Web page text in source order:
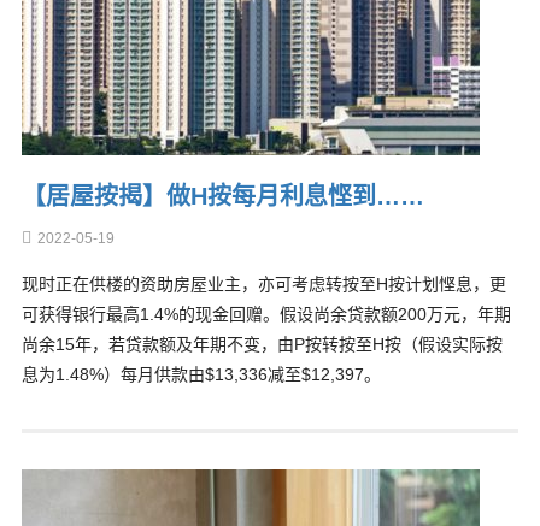
【居屋按揭】做H按每月利息悭到……
2022-05-19
现时正在供楼的资助房屋业主，亦可考虑转按至H按计划悭息，更
可获得银行最高1.4%的现金回赠。假设尚余贷款额200万元，年期
尚余15年，若贷款额及年期不变，由P按转按至H按（假设实际按
息为1.48%）每月供款由$13,336减至$12,397。